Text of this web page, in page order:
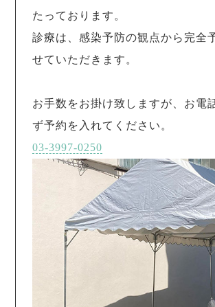
たっております。
診療は、感染予防の観点から完全
せていただきます。
お手数をお掛け致しますが、お電
ず予約を入れてください。
03-3997-0250